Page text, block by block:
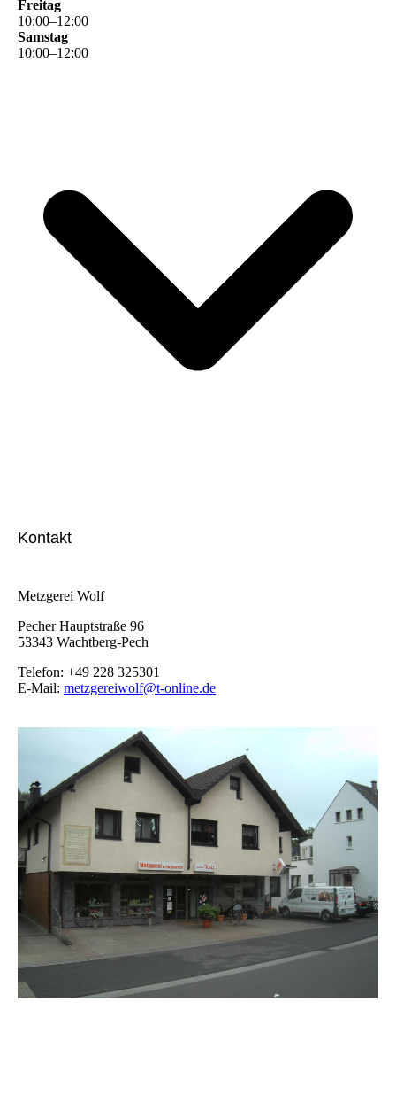
Freitag
10:00–12:00
Samstag
10:00–12:00
Kontakt
Metzgerei Wolf
Pecher Hauptstraße 96
53343 Wachtberg-Pech
Telefon: +49 228 325301
E-Mail: metzgereiwolf@t-online.de